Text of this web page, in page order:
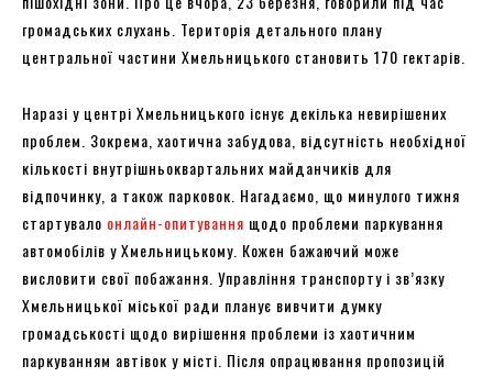
громадських слухань. Територія детального плану
центральної частини Хмельницького становить 170 гектарів.
Наразі у центрі Хмельницького існує декілька невирішених
проблем. Зокрема, хаотична забудова, відсутність необхідної
кількості внутрішньоквартальних майданчиків для
відпочинку, а також парковок. Нагадаємо, що минулого тижня
стартувало онлайн-опитування щодо проблеми паркування
автомобілів у Хмельницькому. Кожен бажаючий може
висловити свої побажання. Управління транспорту і зв’язку
Хмельницької міської ради планує вивчити думку
громадськості щодо вирішення проблеми із хаотичним
паркуванням автівок у місті. Після опрацювання пропозицій